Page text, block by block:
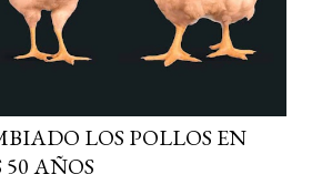
LOS POLLOS EN
AÑOS